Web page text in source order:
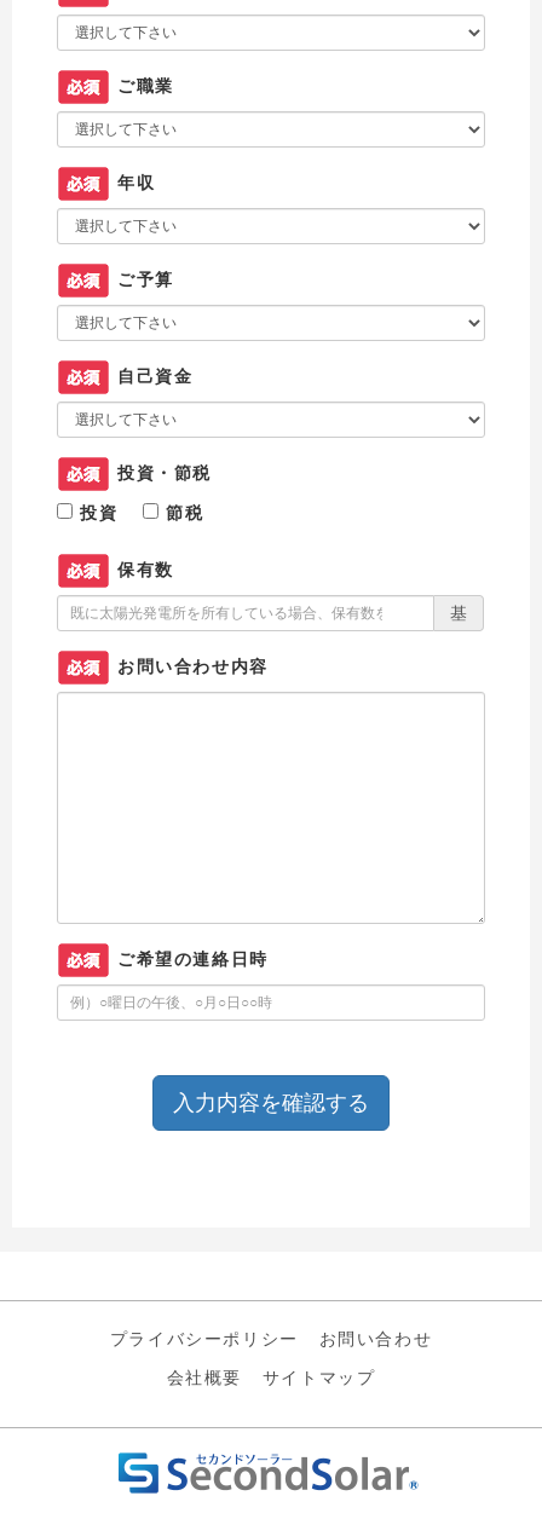
ご職業
年収
ご予算
自己資金
投資・節税
投資 節税
保有数
基
お問い合わせ内容
ご希望の連絡日時
プライバシーポリシー
お問い合わせ
会社概要
サイトマップ